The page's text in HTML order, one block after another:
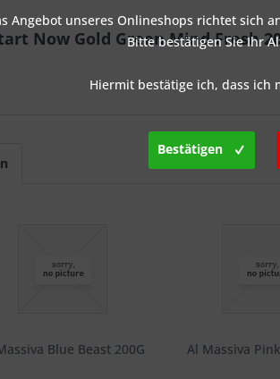
Now Gold Green Mind Fresh
Blue Beast 200G Al Massiva
Angebot unseres Onlineshops richtet sich
Bitte bestätigen Sie Ihr
Hiermit bestätige ich, dass ich
Bestätigen